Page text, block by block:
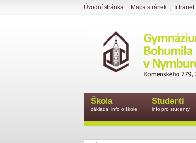
Škola
základní info o škole
Studenti
info pro studenty
Úvodní stránka Mapa stránek Intranet|